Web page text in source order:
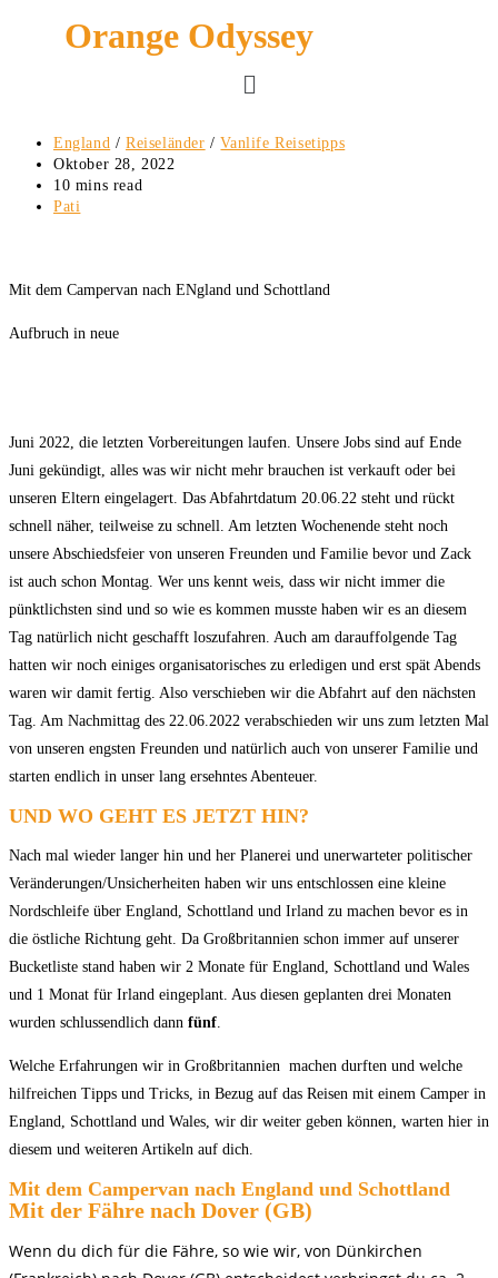
Orange Odyssey
England / Reiseländer / Vanlife Reisetipps
Oktober 28, 2022
10 mins read
Pati
Mit dem Campervan nach ENgland und Schottland
Aufbruch in neue
Juni 2022, die letzten Vorbereitungen laufen. Unsere Jobs sind auf Ende
Juni gekündigt, alles was wir nicht mehr brauchen ist verkauft oder bei
unseren Eltern eingelagert. Das Abfahrtdatum 20.06.22 steht und rückt
schnell näher, teilweise zu schnell. Am letzten Wochenende steht noch
unsere Abschiedsfeier von unseren Freunden und Familie bevor und Zack
ist auch schon Montag. Wer uns kennt weis, dass wir nicht immer die
pünktlichsten sind und so wie es kommen musste haben wir es an diesem
Tag natürlich nicht geschafft loszufahren. Auch am darauffolgende Tag
hatten wir noch einiges organisatorisches zu erledigen und erst spät Abends
waren wir damit fertig. Also verschieben wir die Abfahrt auf den nächsten
Tag. Am Nachmittag des 22.06.2022 verabschieden wir uns zum letzten Mal
von unseren engsten Freunden und natürlich auch von unserer Familie und
starten endlich in unser lang ersehntes Abenteuer.
UND WO GEHT ES JETZT HIN?
Nach mal wieder langer hin und her Planerei und unerwarteter politischer
Veränderungen/Unsicherheiten haben wir uns entschlossen eine kleine
Nordschleife über England, Schottland und Irland zu machen bevor es in
die östliche Richtung geht. Da Großbritannien schon immer auf unserer
Bucketliste stand haben wir 2 Monate für England, Schottland und Wales
und 1 Monat für Irland eingeplant. Aus diesen geplanten drei Monaten
wurden schlussendlich dann fünf.
Welche Erfahrungen wir in Großbritannien machen durften und welche
hilfreichen Tipps und Tricks, in Bezug auf das Reisen mit einem Camper in
England, Schottland und Wales, wir dir weiter geben können, warten hier in
diesem und weiteren Artikeln auf dich.
Mit dem Campervan nach England und Schottland
Mit der Fähre nach Dover (GB)
Wenn du dich für die Fähre, so wie wir, von Dünkirchen